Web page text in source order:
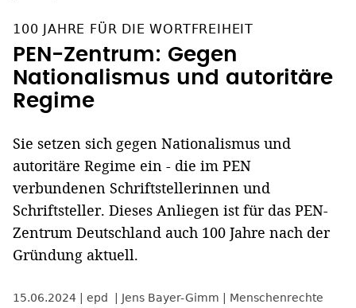
100 JAHRE FÜR DIE WORTFREIHEIT
PEN-Zentrum: Gegen
Nationalismus und autoritäre
Regime
Sie setzen sich gegen Nationalismus und
autoritäre Regime ein - die im PEN
verbundenen Schriftstellerinnen und
Schriftsteller. Dieses Anliegen ist für das PEN-
Zentrum Deutschland auch 100 Jahre nach der
Gründung aktuell.
15.06.2024 epd Jens Bayer-Gimm Menschenrechte